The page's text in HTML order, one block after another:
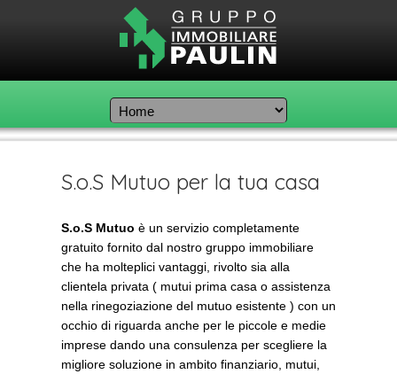
S.o.S Mutuo per la tua casa
S.o.S Mutuo è un servizio completamente
gratuito fornito dal nostro gruppo immobiliare
che ha molteplici vantaggi, rivolto sia alla
clientela privata ( mutui prima casa o assistenza
nella rinegoziazione del mutuo esistente ) con un
occhio di riguarda anche per le piccole e medie
imprese dando una consulenza per scegliere la
migliore soluzione in ambito finanziario, mutui,